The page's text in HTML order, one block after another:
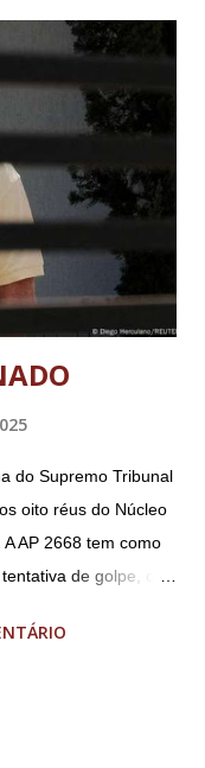
do Supremo Tribunal
oito réus do Núcleo
AP 2668 tem como
de golpe, ou
ex-diretor da
almirante Almir